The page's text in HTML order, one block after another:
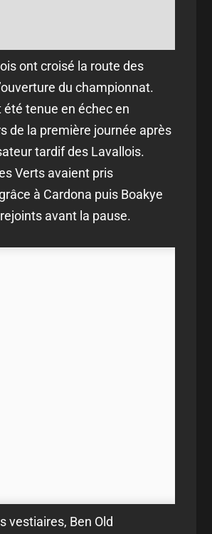
ont croisé la route des
du championnat.
été tenue en échec en
de la première journée après
tardif des Lavallois.
Verts avaient pris
à Cardona puis Boakye
avant la pause.
vestiaires, Ben Old